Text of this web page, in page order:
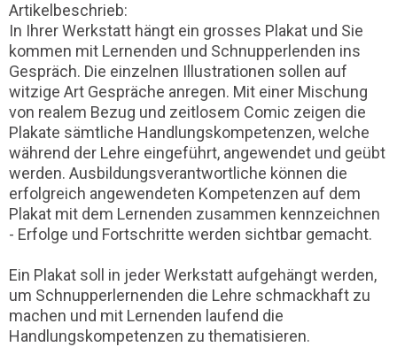
Artikelbeschrieb:
In Ihrer Werkstatt hängt ein grosses Plakat und Sie
kommen mit Lernenden und Schnupperlenden ins
Gespräch. Die einzelnen Illustrationen sollen auf
witzige Art Gespräche anregen. Mit einer Mischung
von realem Bezug und zeitlosem Comic zeigen die
Plakate sämtliche Handlungskompetenzen, welche
während der Lehre eingeführt, angewendet und geübt
werden. Ausbildungsverantwortliche können die
erfolgreich angewendeten Kompetenzen auf dem
Plakat mit dem Lernenden zusammen kennzeichnen
- Erfolge und Fortschritte werden sichtbar gemacht.
Ein Plakat soll in jeder Werkstatt aufgehängt werden,
um Schnupperlernenden die Lehre schmackhaft zu
machen und mit Lernenden laufend die
Handlungskompetenzen zu thematisieren.